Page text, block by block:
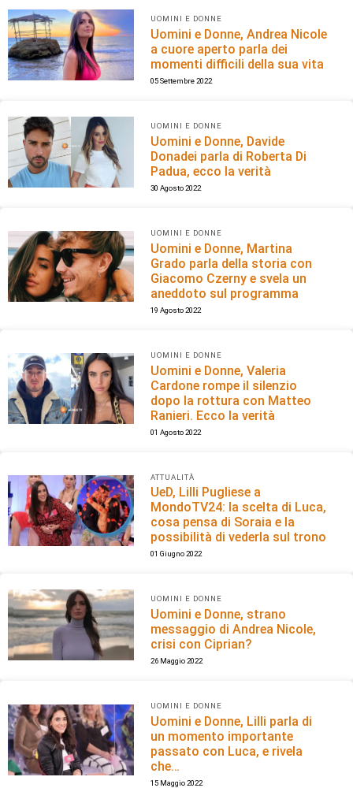
UOMINI E DONNE
Uomini e Donne, Andrea Nicole
a cuore aperto parla dei
momenti difficili della sua vita
05 Settembre 2022
UOMINI E DONNE
Uomini e Donne, Davide
Donadei parla di Roberta Di
Padua, ecco la verità
30 Agosto 2022
UOMINI E DONNE
Uomini e Donne, Martina
Grado parla della storia con
Giacomo Czerny e svela un
aneddoto sul programma
19 Agosto 2022
UOMINI E DONNE
Uomini e Donne, Valeria
Cardone rompe il silenzio
dopo la rottura con Matteo
Ranieri. Ecco la verità
01 Agosto 2022
ATTUALITÀ
UeD, Lilli Pugliese a
MondoTV24: la scelta di Luca,
cosa pensa di Soraia e la
possibilità di vederla sul trono
01 Giugno 2022
UOMINI E DONNE
Uomini e Donne, strano
messaggio di Andrea Nicole,
crisi con Ciprian?
26 Maggio 2022
UOMINI E DONNE
Uomini e Donne, Lilli parla di
un momento importante
passato con Luca, e rivela
che…
15 Maggio 2022